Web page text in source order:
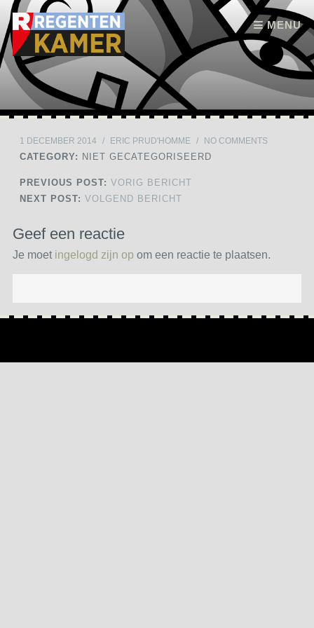
MENU
Skip to content
1 DECEMBER 2014 / ERIC PRUD'HOMME / NO COMMENTS
CATEGORY: NIET GECATEGORISEERD
PREVIOUS POST: VORIG BERICHT
NEXT POST: VOLGEND BERICHT
Geef een reactie
Je moet ingelogd zijn op om een reactie te plaatsen.